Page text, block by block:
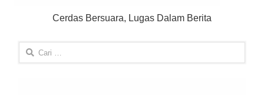
Cerdas Bersuara, Lugas Dalam Berita
Cari